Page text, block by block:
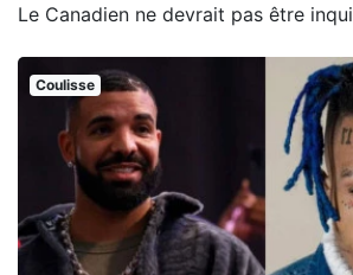
Le Canadien ne devrait pas être
Coulisse